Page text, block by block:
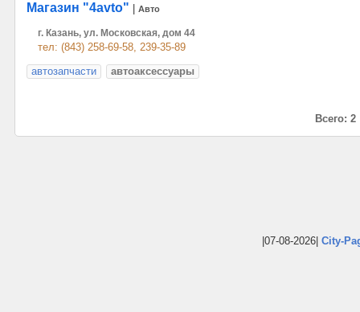
Магазин "4avto" Авто
г. Казань, ул. Московская, дом 44
тел: (843) 258-69-58, 239-35-89
автозапчасти
автоаксессуары
Всего: 2
|07-08-2026| City-